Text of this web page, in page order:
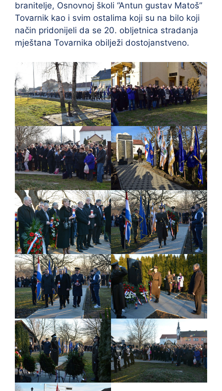
branitelje, Osnovnoj školi “Antun gustav Matoš”
Tovarnik kao i svim ostalima koji su na bilo koji
način pridonijeli da se 20. obljetnica stradanja
mještana Tovarnika obilježi dostojanstveno.